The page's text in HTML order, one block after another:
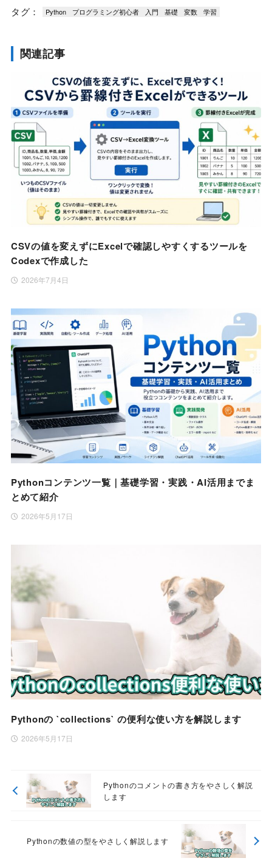
タグ： Python プログラミング初心者 入門 基礎 変数 学習
関連記事
CSVの値を変えずにExcelで確認しやすくするツールを
Codexで作成した
2026年7月4日
Pythonコンテンツ一覧｜基礎学習・実践・AI活用までま
とめて紹介
2026年5月17日
Pythonの `collections` の便利な使い方を解説します
2026年5月17日
Pythonのコメントの書き方をやさしく解説
します
Pythonの数値の型をやさしく解説します